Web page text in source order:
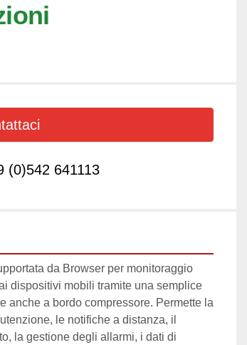
(0)542 641113
da Browser per monitoraggio
dispositivi mobili tramite una semplice
anche a bordo compressore. Permette la
le notifiche a distanza, il
la gestione degli allarmi, i dati di